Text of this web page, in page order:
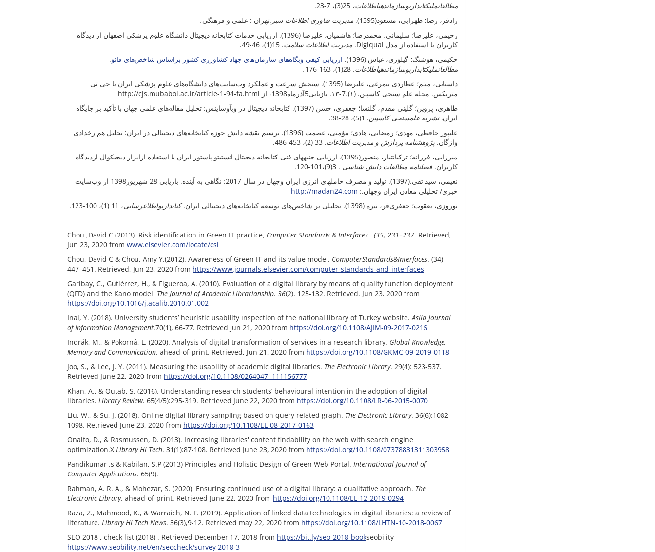
مطالعاتملیکتابداریوسازماندهیاطلاعات،25(3)، 7-23.
رادفر، رضا؛ ظهرابی، مسعود(1395).
مدیریت فناوری اطلاعات سبز .تهران : علمی و فرهنگی.
رحیمی، علیرضا؛ سلیمانی، محمدرضا؛ هاشمیان، علیرضا (1396). ارزیابی خدمات کتابخانه دیجیتال دانشگاه علوم پزشکی اصفهان از دیدگاه
کاربران با استفاده از مدل Digiqual.
مدیریت اطلاعات سلامت. 15(1)، 46-49.
حکیمی، هوشنگ؛ گیلوری، عباس (1396).
ارزیابی کیفی وبگاه‌های سازمان‌های جهاد کشاورزی کشور براساس شاخص‌های فائو.
مطالعاتملیکتابداریوسازماندهیاطلاعات. 28(1)، 163-176
.
داستانی، میثم؛ عطاردی بیمرغی، علیرضا (1395). سنجش سرعت و عملکرد وب‌سایت‌های دانشگاه‌‌‌های علوم پزشکی ایران با جی تی
متریکس. مجله علم سنجی کاسپین. (۱)،7-۱۳. بازیابی5آذرماه1398، از‌ http://cjs.mubabol.ac.ir/article-1-94-fa.html
طاهری، پروین؛ گلینی مقدم، گلنسا؛ جعفری، حسن (1397). کتابخانه دیجیتال در وب
آوساینس: تحلیل مقالههای علمی جهان با تأکید بر جایگاه
ایران.نشریه علمسنجی کاسپین. 1(5)، 28-38.
علی
پور حافظی، مهدی؛ رمضانی، هادی؛ مؤمنی، عصمت (1396). ترسیم نقشه دانش حوزه کتابخانه‌‌‌های دیجیتالی در ایران: تحلیل هم رخدادی
واژگان.پژوهشنامه پردازش و مدیریت اطلاعات. 33 (2)، 453-486.
میرزایی، فرزانه؛ ترکیانتبار، منصور(1395). ارزیابی جنبه های فنی کتابخانه دیجیتال انستیتو پاستور ایران با استفاده ازابزار دیجیکوال ازدیدگاه
کاربران.فصلنامه مطالعات دانش شناسی . 3(9)،101-120.
نعیمی، سید تقی.(1397).‌‌ تولید و مصرف حامل
های انرژی ایران وجهان در سال 2017: نگاهی به آینده. بازیابی‌‌ 28 شهریور1398 از وب‌سایت
خبری/ تحلیلی معادن ایران وجهان.: http://madan24.com
نوروزی، یعقوب؛ جعفری‌فر، نیره (1398). تحلیلی بر شاخص‌های توسعه کتابخانه‌های دیجیتالی ایران.
کتابداریواطلاعرسانی، 11 (1)، 100-123.
Chou ,David C.(2013). Risk identification in Green IT practice, Computer Standards & Interfaces . (35) 231–237. Retrieved,
Jun 23, 2020 from www.elsevier.com/locate/csi
Chou, David C & Chou, Amy Y.(2012). Awareness of Green IT and its value model. ComputerStandards&Interfaces. (34)
447–451. Retrieved, Jun 23, 2020 from https://www.journals.elsevier.com/computer-standards-and-interfaces
Garibay, C., Gutiérrez, H., & Figueroa, A. (2010). Evaluation of a digital library by means of quality function deployment
(QFD) and the Kano model. The Journal of Academic Librarianship. 36(2), 125-132. Retrieved, Jun 23, 2020 from
https://doi.org/10.1016/j.acalib.2010.01.002
Inal, Y. (2018). University students’ heuristic usability ınspection of the national library of Turkey website.Aslib Journal
of Information Management.70(1), 66-77. Retrieved Jun 21, 2020 from‌‌ https://doi.org/10.1108/AJIM-09-2017-0216
Indrák, M., & Pokorná, L. (2020). Analysis of digital transformation of services in a research library. Global Knowledge,
Memory and Communication. ahead-of-print. Retrieved, Jun 21, 2020 from‌‌ https://doi.org/10.1108/GKMC-09-2019-0118
Joo, S., & Lee, J. Y. (2011). Measuring the usability of academic digital libraries. The Electronic Library. 29(4): 523-537.
Retrieved June 22, 2020 from‌‌‌‌ https://doi.org/10.1108/02640471111156777
Khan, A., & Qutab, S. (2016). Understanding research students’ behavioural intention in the adoption of digital
libraries. Library Review. 65(4/5):295-319. Retrieved June 22, 2020 from‌‌‌‌ https://doi.org/10.1108/LR-06-2015-0070
Liu, W., & Su, J. (2018). Online digital library sampling based on query related graph. The Electronic Library. 36(6):1082-
1098. Retrieved June 23, 2020 from‌‌‌‌ https://doi.org/10.1108/EL-08-2017-0163
Onaifo, D., & Rasmussen, D. (2013). Increasing libraries' content findability on the web with search engine
optimization.X Library Hi Tech. 31(1):87-108. Retrieved June 23, 2020 from‌‌‌‌ https://doi.org/10.1108/07378831311303958
Pandikumar .s & Kabilan, S.P (2013) Principles and Holistic Design of Green Web Portal.‌‌‌‌ International Journal of
Computer Applications. ‌‌ 65(9).
Rahman, A. R. A., & Mohezar, S. (2020). Ensuring continued use of a digital library: a qualitative approach. The
Electronic Library. ahead-of-print. Retrieved June 22, 2020 from‌‌‌‌ https://doi.org/10.1108/EL-12-2019-0294
Raza, Z., Mahmood, K., & Warraich, N. F. (2019). Application of linked data technologies in digital libraries: a review of
literature. Library Hi Tech News. 36(3),9-12. Retrieved may 22, 2020 from https://doi.org/10.1108/LHTN-10-2018-0067
SEO 2018 , check list.(2018) . Retrieved‌‌ December 17, 2018 from‌‌ https://bit.ly/seo-2018-bookseobility
https://www.seobility.net/en/seocheck/survey 2018-3